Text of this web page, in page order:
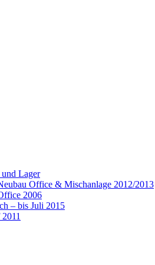
Lager
Office & Mischanlage 2012/2013
2006
– bis Juli 2015